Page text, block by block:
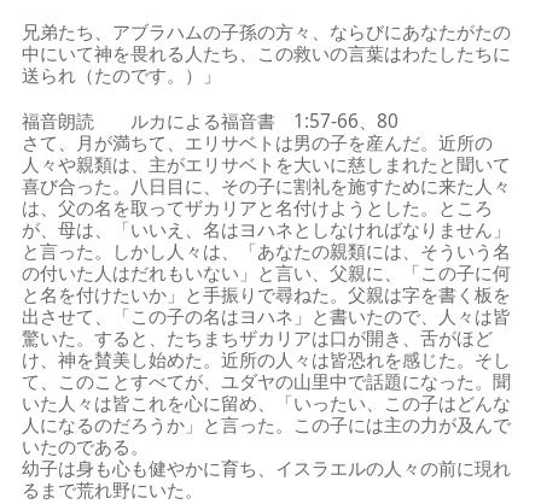
兄弟たち、アブラハムの子孫の方々、ならびにあなたがたの
中にいて神を畏れる人たち、この救いの言葉はわたしたちに
送られ（たのです。）」
福音朗読 ルカによる福音書 1:57-66、80
さて、月が満ちて、エリサベトは男の子を産んだ。近所の
人々や親類は、主がエリサベトを大いに慈しまれたと聞いて
喜び合った。八日目に、その子に割礼を施すために来た人々
は、父の名を取ってザカリアと名付けようとした。ところ
が、母は、「いいえ、名はヨハネとしなければなりません」
と言った。しかし人々は、「あなたの親類には、そういう名
の付いた人はだれもいない」と言い、父親に、「この子に何
と名を付けたいか」と手振りで尋ねた。父親は字を書く板を
出させて、「この子の名はヨハネ」と書いたので、人々は皆
驚いた。すると、たちまちザカリアは口が開き、舌がほど
け、神を賛美し始めた。近所の人々は皆恐れを感じた。そし
て、このことすべてが、ユダヤの山里中で話題になった。聞
いた人々は皆これを心に留め、「いったい、この子はどんな
人になるのだろうか」と言った。この子には主の力が及んで
いたのである。
幼子は身も心も健やかに育ち、イスラエルの人々の前に現れ
るまで荒れ野にいた。